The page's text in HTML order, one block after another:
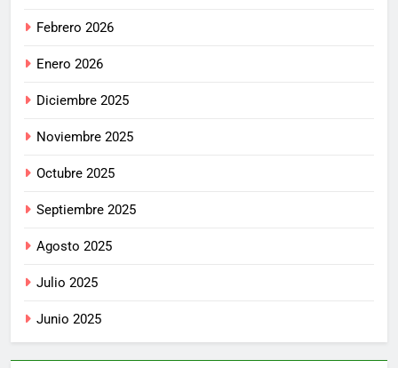
Febrero 2026
Enero 2026
Diciembre 2025
Noviembre 2025
Octubre 2025
Septiembre 2025
Agosto 2025
Julio 2025
Junio 2025